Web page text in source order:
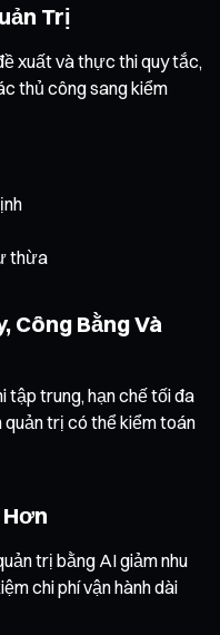
Trị
xuất và thực thi quy tắc,
thủ công sang kiểm
thừa
Công Bằng Và
tập trung, hạn chế tối đa
quản trị có thể kiểm toán
trị bằng AI giảm nhu
chi phí vận hành dài